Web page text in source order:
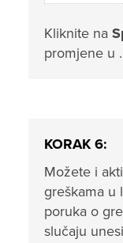
Kliknite na
promjene u
KORAK 6:
Možete i
greškama u
poruka o
slučaju